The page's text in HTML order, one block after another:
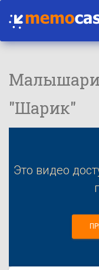
"Шарик"
Это видео